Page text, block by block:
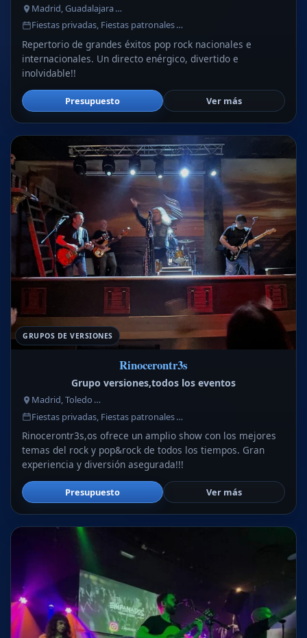
Madrid, Guadalajara …
Fiestas privadas, Fiestas patronales …
Repertorio de grandes éxitos pop rock nacionales e
internacionales. Un directo enérgico, divertido e
inolvidable!!
Presupuesto Ver más
GRUPOS DE VERSIONES
Rinocerontr3s
Grupo versiones,todos los eventos
Madrid, Toledo …
Fiestas privadas, Fiestas patronales …
Rinocerontr3s,os ofrece un amplio show con los mejores
temas del rock y pop&rock de todos los tiempos. Gran
experiencia y diversión asegurada!!!
Presupuesto Ver más